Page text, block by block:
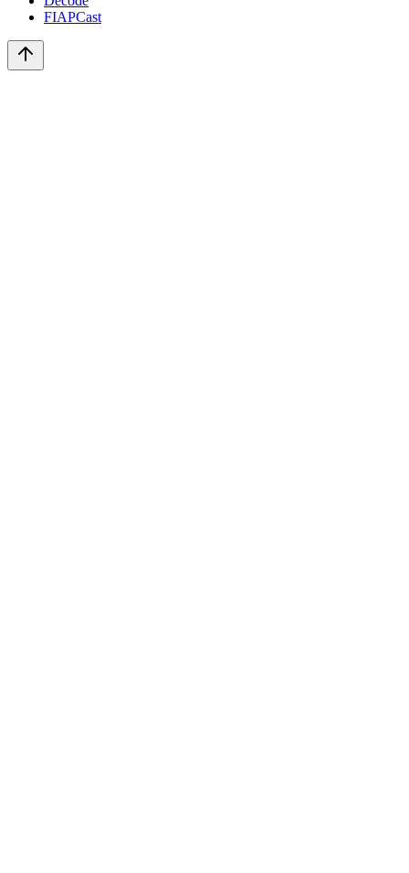
FIAPCast